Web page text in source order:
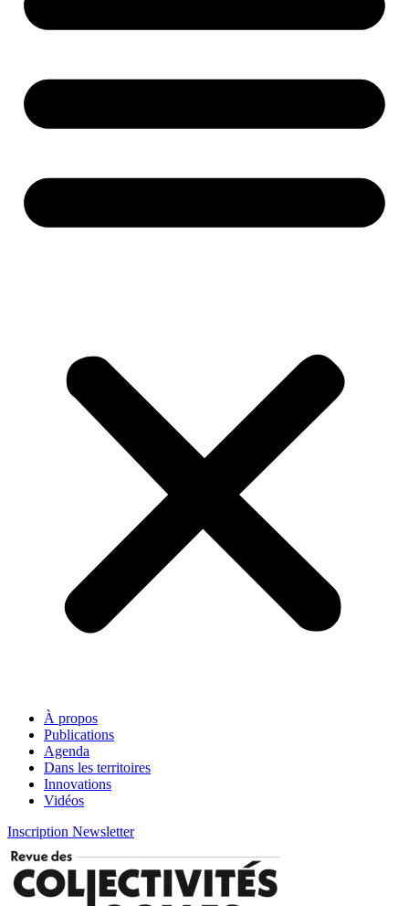
À propos
Publications
Agenda
Dans les territoires
Innovations
Vidéos
Inscription Newsletter